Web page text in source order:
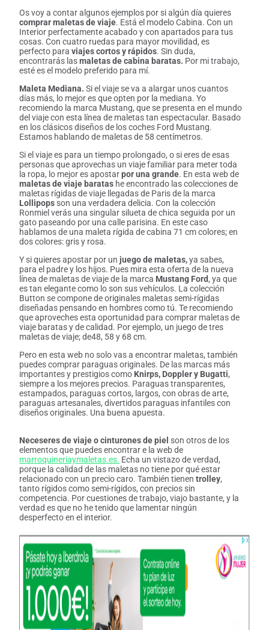
Os voy a contar algunos ejemplos por si algún día quieres
comprar maletas de viaje. Está el modelo Cabina. Con un
Interior perfectamente acabado y con apartados para tus
cosas. Con cuatro ruedas para mayor movilidad, es
perfecto paraviajes cortos y rápidos. Sin duda,
encontrarás lasmaletas de cabina baratas. Por mi trabajo,
esté es el modelo preferido para mí.
Maleta Mediana. Si el viaje se va a alargar unos cuantos
días más, lo mejor es que opten por la mediana. Yo
recomiendo la marca Mustang, que se presenta en el mundo
del viaje con esta línea de maletas tan espectacular. Basado
en los clásicos diseños de los coches Ford Mustang.
Estamos hablando de maletas de 58 centímetros.
Si el viaje es para un tiempo prolongado, o si eres de esas
personas que aprovechas un viaje familiar para meter toda
la ropa, lo mejor es apostarpor una grande. En esta web de
maletas de viaje baratas he encontrado las colecciones de
maletas rígidas de viaje llegadas de Paris de la marca
Lollipops son una verdadera delicia. Con la colección
Ronmiel verás una singular silueta de chica seguida por un
gato paseando por una calle parisina. En este caso
hablamos de una maleta rígida de cabina 71 cm colores; en
dos colores: gris y rosa.
Y si quieres apostar por un juego de maletas,ya sabes,
para el padre y los hijos. Pues mira esta oferta de la nueva
línea de maletas de viaje de la marca Mustang Ford , ya que
es tan elegante como lo son sus vehículos. La colección
Button se compone de originales maletas semi-rígidas
diseñadas pensando en hombres como tú. Te recomiendo
que aproveches esta oportunidad para comprar maletas de
viaje baratas y de calidad. Por ejemplo, un juego de tres
maletas de viaje; de48, 58 y 68 cm.
Pero en esta web no solo vas a encontrar maletas, también
puedes comprar paraguas originales. De las marcas más
importantes y prestigios como Knirps, Doppler y Bugatti,
siempre a los mejores precios. Paraguas transparentes,
estampados, paraguas cortos, largos, con obras de arte,
paraguas artesanales, divertidos paraguas infantiles con
diseños originales. Una buena apuesta.
Neceseres de viaje o cinturones de piel son otros de los
elementos que puedes encontrar e la web de
marroquineriaymaletas.es. Echa un vistazo de verdad,
porque la calidad de las maletas no tiene por qué estar
relacionado con un precio caro. También tienentrolley,
tanto rígidos como semi-rígidos, con precios sin
competencia. Por cuestiones de trabajo, viajo bastante, y la
verdad es que no he tenido que lamentar ningún
desperfecto en el interior.